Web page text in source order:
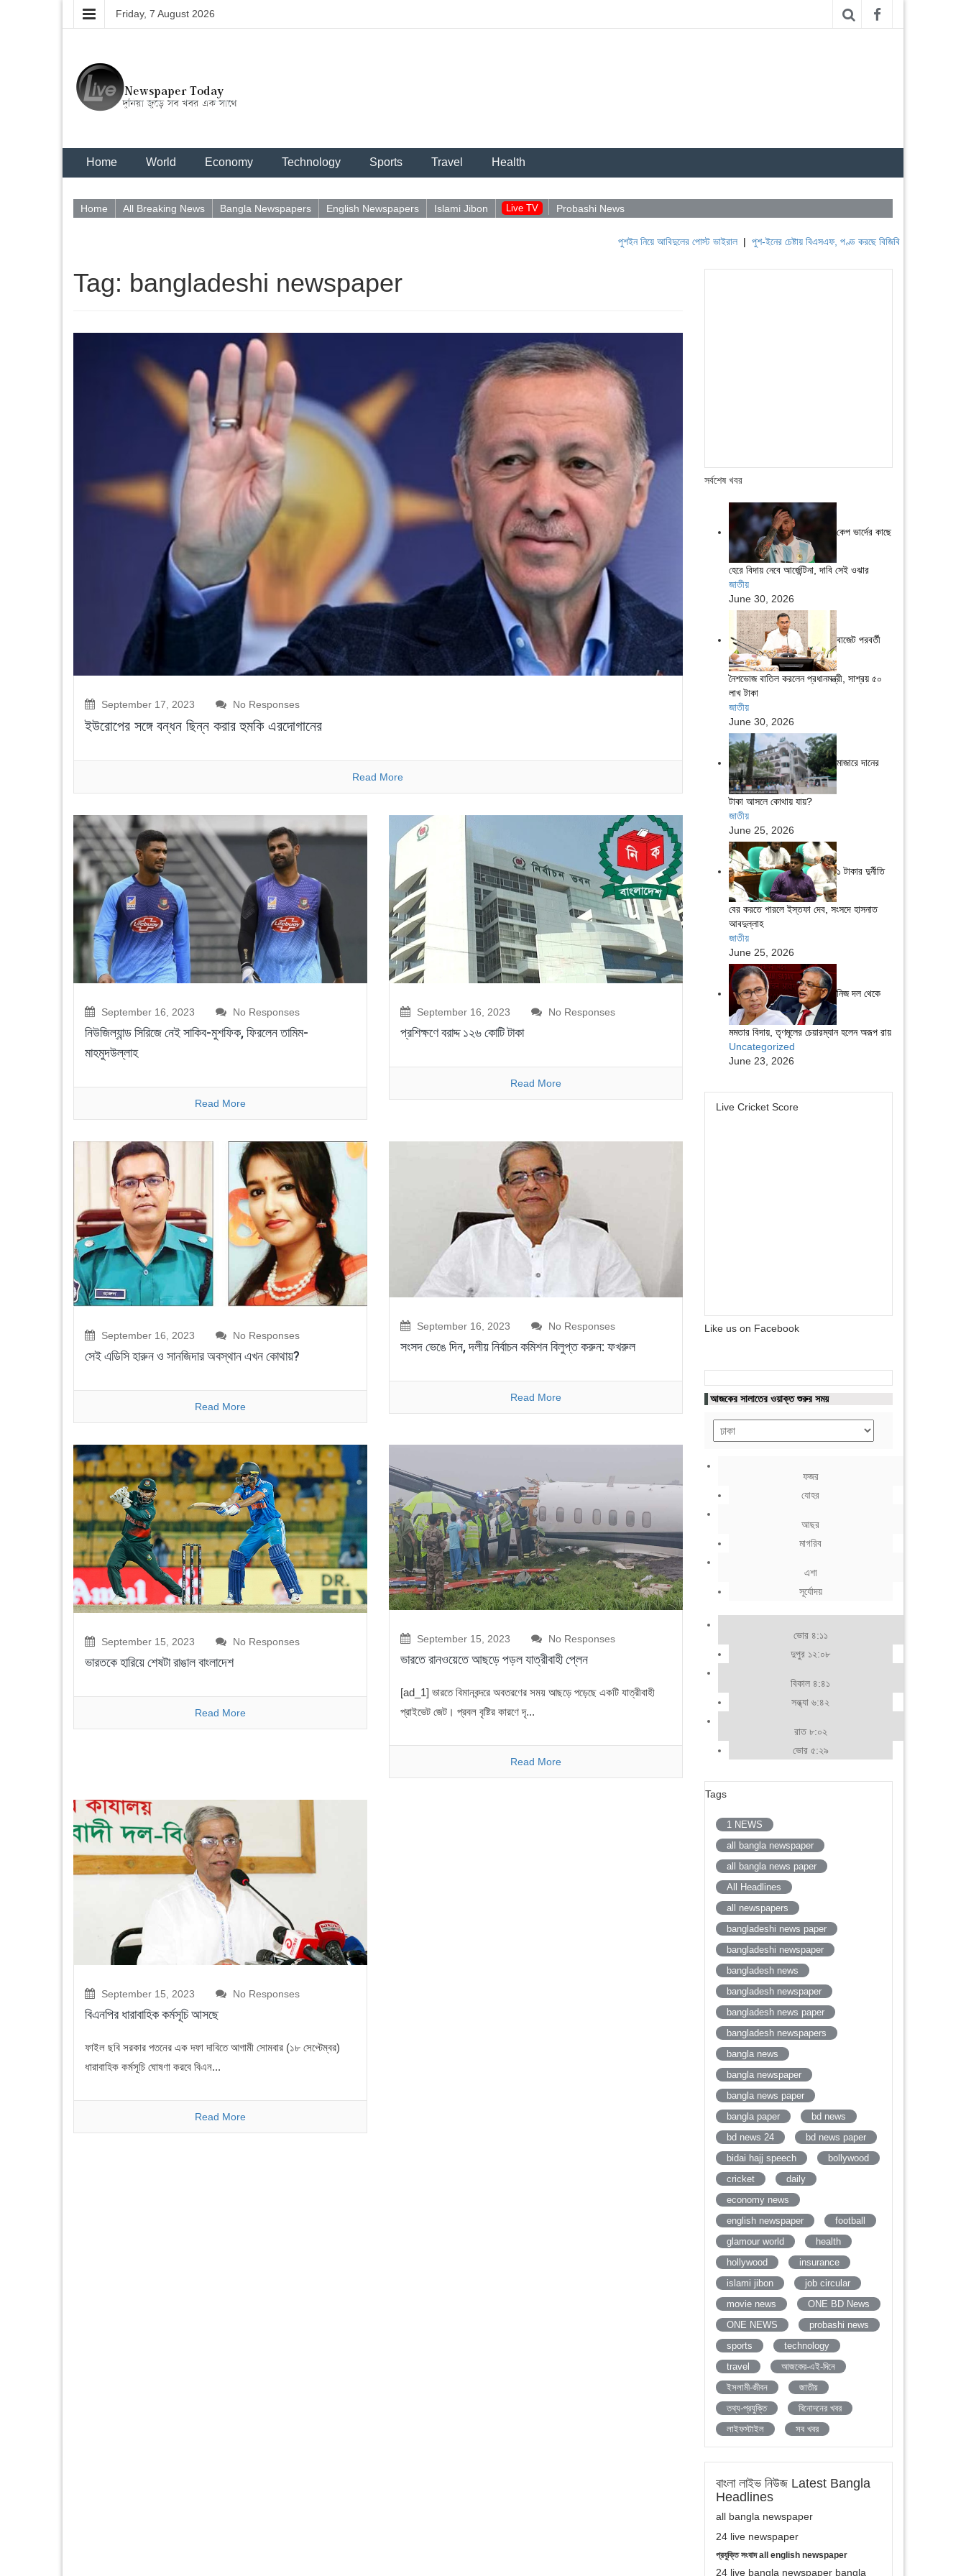
Friday, 7 August 2026
Home World Economy Technology Sports Travel Health
Home All Breaking News Bangla Newspapers English Newspapers Islami Jibon Live TV Probashi News
পুশইন নিয়ে আবিদুলের পোস্ট ভাইরাল |পুশ-ইনের চেষ্টায় বিএসএফ, পণ্ড করছে বিজিবি|লেবাননের ঐতিহাসিক
Tag: bangladeshi newspaper
September 17, 2023 No Responses
ইউরোপের সঙ্গে বন্ধন ছিন্ন করার হুমকি এরদোগানের
Read More
September 16, 2023 No Responses
নিউজিল্যান্ড সিরিজে নেই সাকিব-মুশফিক, ফিরলেন তামিম-
মাহমুদউল্লাহ
Read More
September 16, 2023 No Responses
প্রশিক্ষণে বরাদ্দ ১২৬ কোটি টাকা
Read More
September 16, 2023 No Responses
সেই এডিসি হারুন ও সানজিদার অবস্থান এখন কোথায়?
Read More
September 16, 2023 No Responses
সংসদ ভেঙে দিন, দলীয় নির্বাচন কমিশন বিলুপ্ত করুন: ফখরুল
Read More
September 15, 2023 No Responses
ভারতকে হারিয়ে শেষটা রাঙাল বাংলাদেশ
Read More
September 15, 2023 No Responses
ভারতে রানওয়েতে আছড়ে পড়ল যাত্রীবাহী প্লেন
[ad_1] ভারতে বিমানবন্দরে অবতরণের সময় আছড়ে পড়েছে একটি যাত্রীবাহী
প্রাইভেট জেট। প্রবল বৃষ্টির কারণে দৃ...
Read More
September 15, 2023 No Responses
বিএনপির ধারাবাহিক কর্মসূচি আসছে
ফাইল ছবি সরকার পতনের এক দফা দাবিতে আগামী সোমবার (১৮ সেপ্টেম্বর)
ধারাবাহিক কর্মসূচি ঘোষণা করবে বিএন...
Read More
সর্বশেষ খবর
কেপ ভার্দের কাছে
হেরে বিদায় নেবে আর্জেন্টিনা, দাবি সেই ওঝার
জাতীয়
June 30, 2026
বাজেট পরবর্তী
নৈশভোজ বাতিল করলেন প্রধানমন্ত্রী, সাশ্রয় ৫০
লাখ টাকা
জাতীয়
June 30, 2026
মাজারে দানের
টাকা আসলে কোথায় যায়?
জাতীয়
June 25, 2026
১ টাকার দুর্নীতি
বের করতে পারলে ইস্তফা দেব, সংসদে হাসনাত
আবদুল্লাহ
জাতীয়
June 25, 2026
নিজ দল থেকে
মমতার বিদায়, তৃণমূলের চেয়ারম্যান হলেন অরূপ রায়
Uncategorized
June 23, 2026
Live Cricket Score
Like us on Facebook
আজকের সালাতের ওয়াক্ত শুরুর সময়
ফজর
যোহর
আছর
মাগরিব
এশা
সূর্যোদয়
ভোর ৪:১১
দুপুর ১২:০৮
বিকাল ৪:৪১
সন্ধ্যা ৬:৪২
রাত ৮:০২
ভোর ৫:২৯
Tags
1 NEWS
all bangla newspaper
all bangla news paper
All Headlines
all newspapers
bangladeshi news paper
bangladeshi newspaper
bangladesh news
bangladesh newspaper
bangladesh news paper
bangladesh newspapers
bangla news
bangla newspaper
bangla news paper
bangla paper
bd news
bd news 24
bd news paper
bidai hajj speech
bollywood
cricket
daily
economy news
english newspaper
football
glamour world
health
hollywood
insurance
islami jibon
job circular
movie news
ONE BD News
ONE NEWS
probashi news
sports
technology
travel
আজকের-এই-দিনে
ইসলামী-জীবন
জাতীয়
তথ্য-প্রযুক্তি
বিনোদনের খবর
লাইফস্টাইল
সব খবর
বাংলা লাইভ নিউজ Latest Bangla
Headlines
all bangla newspaper
24 live newspaper
প্রযুক্তি সংবাদ all english newspaper
24 live bangla newspaper bangla